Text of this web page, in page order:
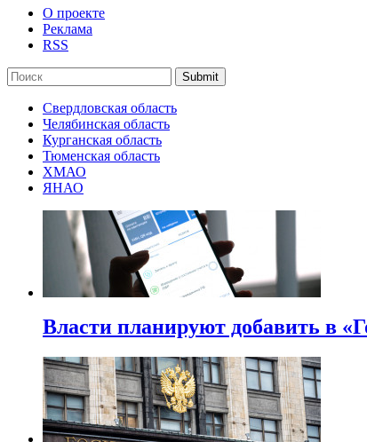
О проекте
Реклама
RSS
Submit
Свердловская область
Челябинская область
Курганская область
Тюменская область
ХМАО
ЯНАО
Власти планируют добавить в